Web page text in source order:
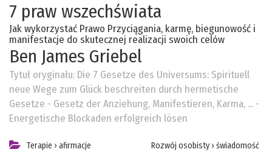
7 praw wszechświata
Jak wykorzystać Prawo Przyciągania, karmę, biegunowość i
manifestacje do skutecznej realizacji swoich celów
Ben James Griebel
Tytuł oryginału: Die 7 Gesetze des Universums: Spirituell
neue Wege zum Glück beschreiten durch hermetische
Gesetze - Gesetz der Anziehung, Manifestieren, Karma, ... -
Energetische Blockaden erfolgreich lösen
Terapie › afirmacje
Rozwój osobisty› świadomość